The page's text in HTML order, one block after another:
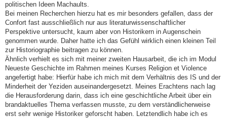
politischen Ideen Machaults.
Bei meinen Recherchen hierzu hat es mir besonders gefallen, dass der
Confort fast ausschließlich nur aus literaturwissenschaftlicher
Perspektive untersucht, kaum aber von Historikern in Augenschein
genommen wurde. Daher hatte ich das Gefühl wirklich einen kleinen Teil
zur Historiographie beitragen zu können.
Ähnlich verhielt es sich mit meiner zweiten Hausarbeit, die ich im Modul
Neueste Geschichte im Rahmen meines Kurses Religion et Violence
angefertigt habe: Hierfür habe ich mich mit dem Verhältnis des IS und der
Minderheit der Yeziden auseinandergesetzt. Meines Erachtens nach lag
die Herausforderung darin, dass ich eine geschichtliche Arbeit über ein
brandaktuelles Thema verfassen musste, zu dem verständlicherweise
erst sehr wenige Historiker geforscht haben. Letztendlich habe ich es